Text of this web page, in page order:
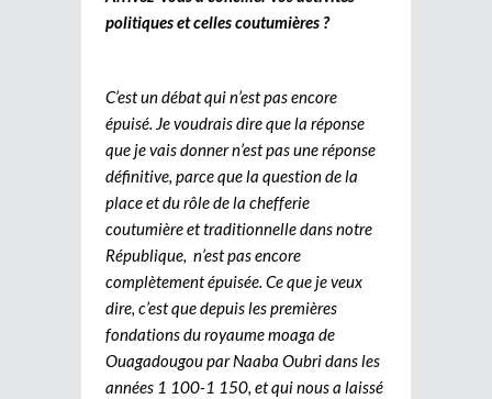
politiques et celles coutumières ?
C’est un débat qui n’est pas encore
épuisé. Je voudrais dire que la réponse
que je vais donner n’est pas une réponse
définitive, parce que la question de la
place et du rôle de la chefferie
coutumière et traditionnelle dans notre
République, n’est pas encore
complètement épuisée. Ce que je veux
dire, c’est que depuis les premières
fondations du royaume moaga de
Ouagadougou par Naaba Oubri dans les
années 1 100-1 150, et qui nous a laissé